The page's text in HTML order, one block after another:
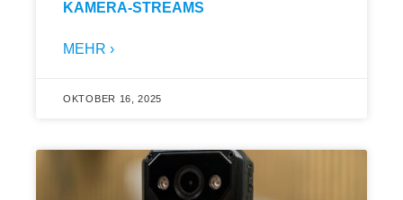
AMERA-STREAMS
MEHR ›
OKTOBER 16, 2025